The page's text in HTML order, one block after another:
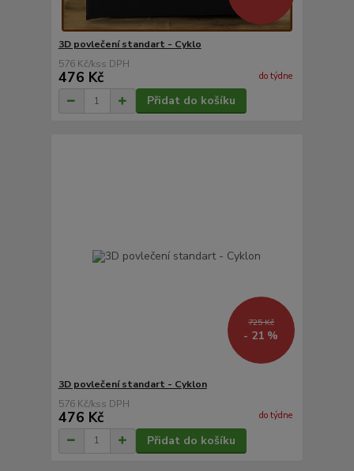
3D povlečení standart - Cyklo
576 Kč/ks
476 Kč do týdne
Přidat do košíku
725 Kč
- 21 %
3D povlečení standart - Cyklon
576 Kč/ks
476 Kč do týdne
Přidat do košíku